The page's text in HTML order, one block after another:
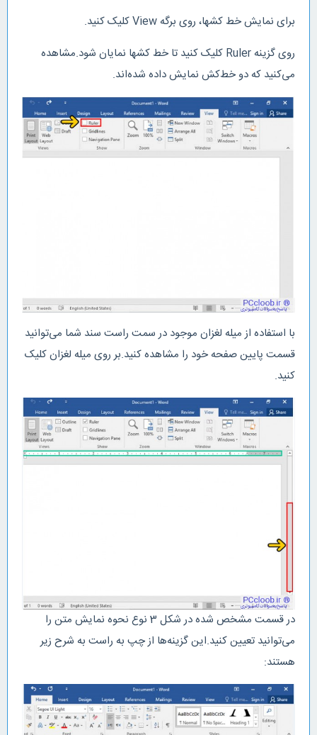
برای نمایش خط کشها، روی برگه View کلیک کنید.
روی گزینه Ruler کلیک کنید تا خط‌ کشها نمایان شود.مشاهده
می‌کنید که دو خط‌کش نمایش داده شده‌اند.
با استفاده از میله لغزان موجود در سمت راست سند شما می‌توانید
قسمت پایین صفحه خود را مشاهده کنید.بر روی میله لغزان کلیک
کنید.
در قسمت مشخص شده در شکل 3 نوع نحوه نمایش متن را
می‌توانید تعیین کنید.این گزینه‌ها از چپ به راست به شرح زیر
هستند: